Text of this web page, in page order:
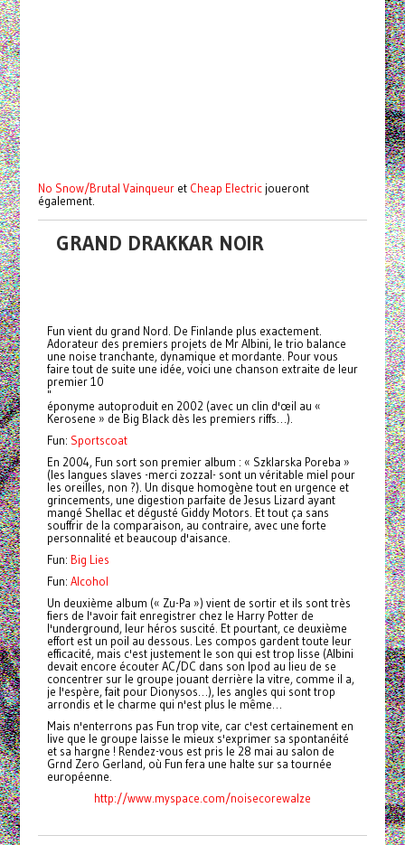
No Snow/Brutal Vainqueuret Cheap Electricjoueront
également.
GRAND DRAKKAR NOIR
Fun vient du grand Nord. De Finlande plus exactement.
Adorateur des premiers projets de Mr Albini, le trio balance
une noise tranchante, dynamique et mordante. Pour vous
faire tout de suite une idée, voici une chanson extraite de leur
premier 10
"
éponyme autoproduit en 2002 (avec un clin d'œil au «
Kerosene » de Big Black dès les premiers riffs…).
Fun: Sportscoat
En 2004, Fun sort son premier album : « Szklarska Poreba »
(les langues slaves -merci zozzal- sont un véritable miel pour
les oreilles, non ?). Un disque homogène tout en urgence et
grincements, une digestion parfaite de Jesus Lizard ayant
mangé Shellac et dégusté Giddy Motors. Et tout ça sans
souffrir de la comparaison, au contraire, avec une forte
personnalité et beaucoup d'aisance.
Fun: Big Lies
Fun: Alcohol
Un deuxième album (« Zu-Pa ») vient de sortir et ils sont très
fiers de l'avoir fait enregistrer chez le Harry Potter de
l'underground, leur héros suscité. Et pourtant, ce deuxième
effort est un poil au dessous. Les compos gardent toute leur
efficacité, mais c'est justement le son qui est trop lisse (Albini
devait encore écouter AC/DC dans son Ipod au lieu de se
concentrer sur le groupe jouant derrière la vitre, comme il a,
je l'espère, fait pour Dionysos…), les angles qui sont trop
arrondis et le charme qui n'est plus le même…
Mais n'enterrons pas Fun trop vite, car c'est certainement en
live que le groupe laisse le mieux s'exprimer sa spontanéité
et sa hargne ! Rendez-vous est pris le 28 mai au salon de
Grnd Zero Gerland, où Fun fera une halte sur sa tournée
européenne.
http://www.myspace.com/noisecorewalze